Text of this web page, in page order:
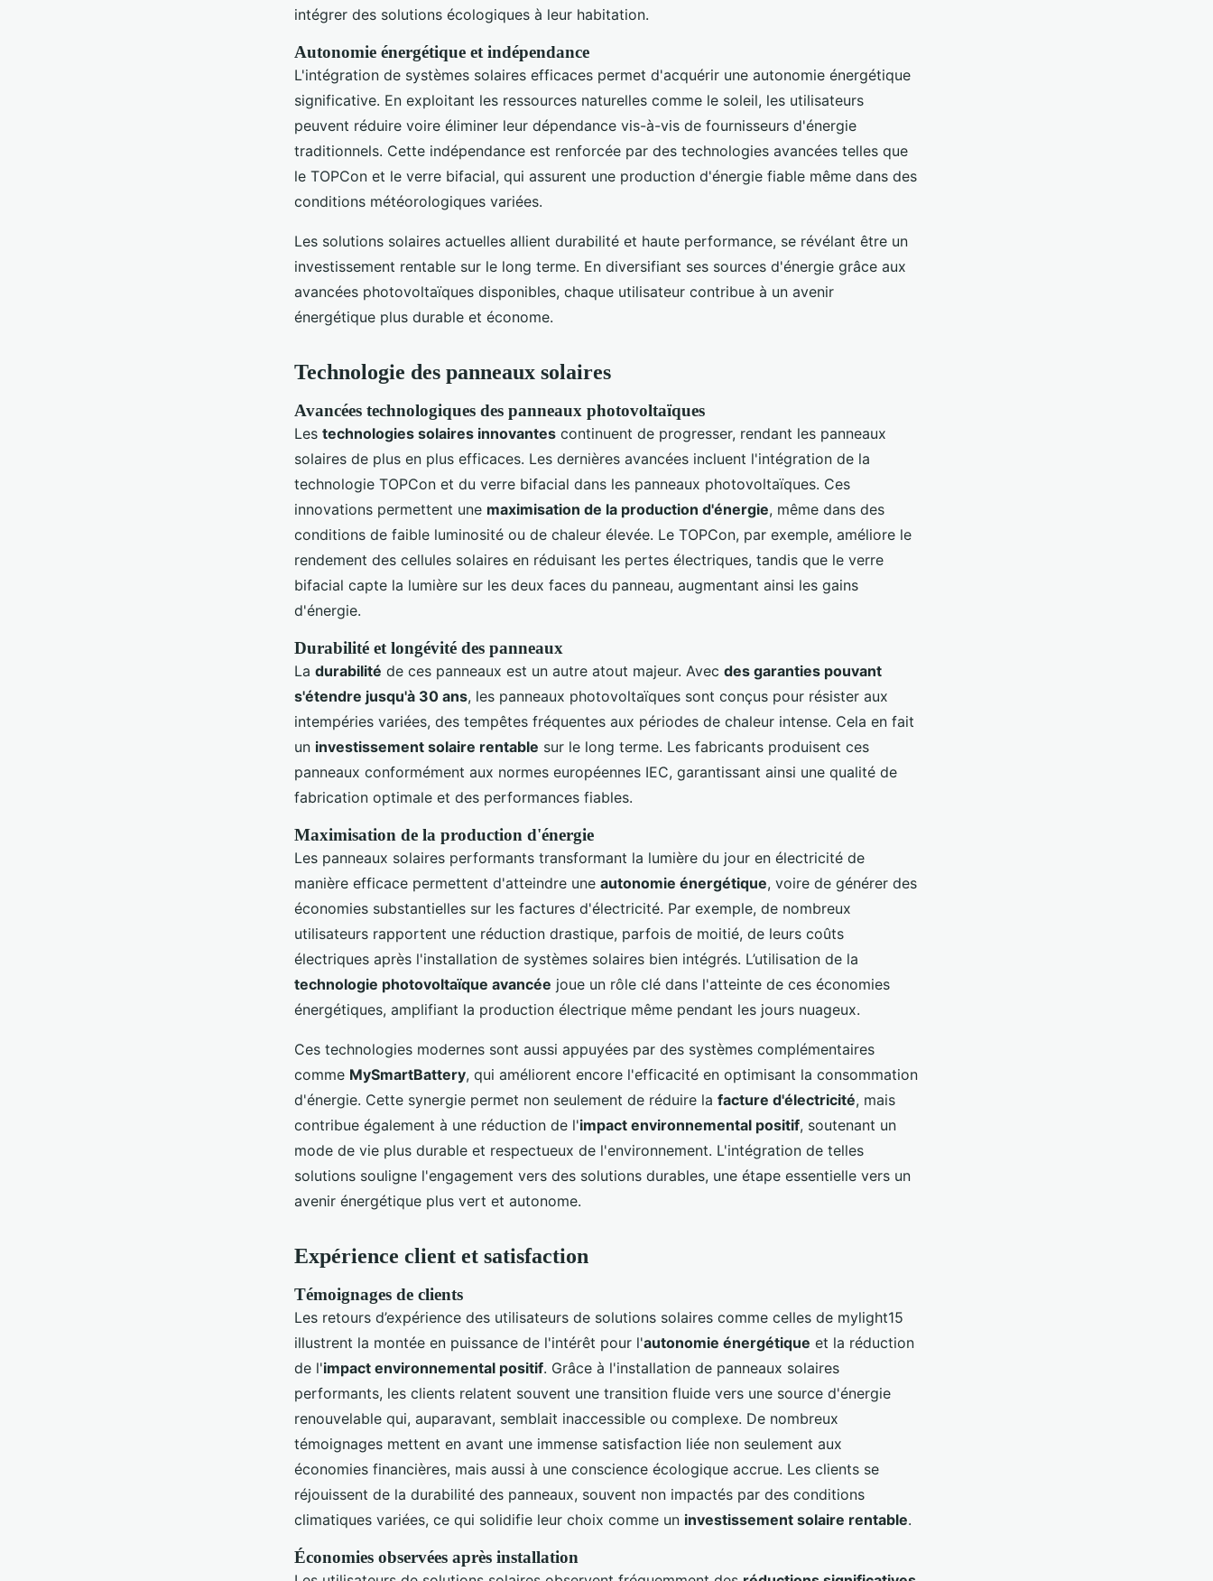
intégrer des solutions écologiques à leur habitation.
Autonomie énergétique et indépendance
L'intégration de systèmes solaires efficaces permet d'acquérir une autonomie énergétique
significative. En exploitant les ressources naturelles comme le soleil, les utilisateurs
peuvent réduire voire éliminer leur dépendance vis-à-vis de fournisseurs d'énergie
traditionnels. Cette indépendance est renforcée par des technologies avancées telles que
le TOPCon et le verre bifacial, qui assurent une production d'énergie fiable même dans des
conditions météorologiques variées.
Les solutions solaires actuelles allient durabilité et haute performance, se révélant être un
investissement rentable sur le long terme. En diversifiant ses sources d'énergie grâce aux
avancées photovoltaïques disponibles, chaque utilisateur contribue à un avenir
énergétique plus durable et économe.
Technologie des panneaux solaires
Avancées technologiques des panneaux photovoltaïques
Les technologies solaires innovantes continuent de progresser, rendant les panneaux
solaires de plus en plus efficaces. Les dernières avancées incluent l'intégration de la
technologie TOPCon et du verre bifacial dans les panneaux photovoltaïques. Ces
innovations permettent une maximisation de la production d'énergie, même dans des
conditions de faible luminosité ou de chaleur élevée. Le TOPCon, par exemple, améliore le
rendement des cellules solaires en réduisant les pertes électriques, tandis que le verre
bifacial capte la lumière sur les deux faces du panneau, augmentant ainsi les gains
d'énergie.
Durabilité et longévité des panneaux
La durabilité de ces panneaux est un autre atout majeur. Avec des garanties pouvant
s'étendre jusqu'à 30 ans, les panneaux photovoltaïques sont conçus pour résister aux
intempéries variées, des tempêtes fréquentes aux périodes de chaleur intense. Cela en fait
un investissement solaire rentable sur le long terme. Les fabricants produisent ces
panneaux conformément aux normes européennes IEC, garantissant ainsi une qualité de
fabrication optimale et des performances fiables.
Maximisation de la production d'énergie
Les panneaux solaires performants transformant la lumière du jour en électricité de
manière efficace permettent d'atteindre une autonomie énergétique, voire de générer des
économies substantielles sur les factures d'électricité. Par exemple, de nombreux
utilisateurs rapportent une réduction drastique, parfois de moitié, de leurs coûts
électriques après l'installation de systèmes solaires bien intégrés. L’utilisation de la
technologie photovoltaïque avancée joue un rôle clé dans l'atteinte de ces économies
énergétiques, amplifiant la production électrique même pendant les jours nuageux.
Ces technologies modernes sont aussi appuyées par des systèmes complémentaires
comme MySmartBattery, qui améliorent encore l'efficacité en optimisant la consommation
d'énergie. Cette synergie permet non seulement de réduire la facture d'électricité, mais
contribue également à une réduction de l'impact environnemental positif, soutenant un
mode de vie plus durable et respectueux de l'environnement. L'intégration de telles
solutions souligne l'engagement vers des solutions durables, une étape essentielle vers un
avenir énergétique plus vert et autonome.
Expérience client et satisfaction
Témoignages de clients
Les retours d’expérience des utilisateurs de solutions solaires comme celles de mylight15
illustrent la montée en puissance de l'intérêt pour l'autonomie énergétique et la réduction
de l'impact environnemental positif. Grâce à l'installation de panneaux solaires
performants, les clients relatent souvent une transition fluide vers une source d'énergie
renouvelable qui, auparavant, semblait inaccessible ou complexe. De nombreux
témoignages mettent en avant une immense satisfaction liée non seulement aux
économies financières, mais aussi à une conscience écologique accrue. Les clients se
réjouissent de la durabilité des panneaux, souvent non impactés par des conditions
climatiques variées, ce qui solidifie leur choix comme un investissement solaire rentable.
Économies observées après installation